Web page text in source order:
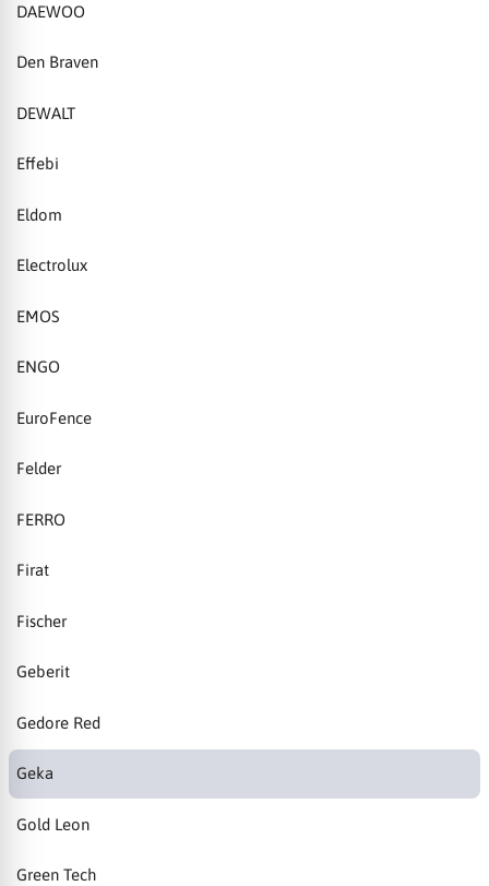
DAEWOO
Den Braven
DEWALT
Effebi
Eldom
Electrolux
EMOS
ENGO
EuroFence
Felder
FERRO
Firat
Fischer
Geberit
Gedore Red
Geka
Gold Leon
Green Tech